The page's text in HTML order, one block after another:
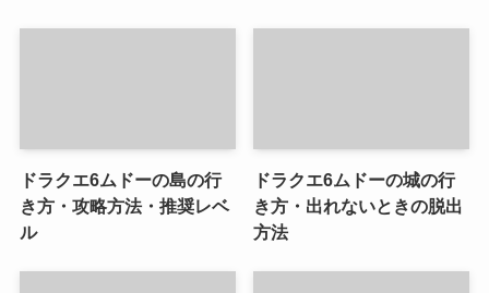
ドラクエ6ムドーの島の行
き方・攻略方法・推奨レベ
ル
ドラクエ6ムドーの城の行
き方・出れないときの脱出
方法